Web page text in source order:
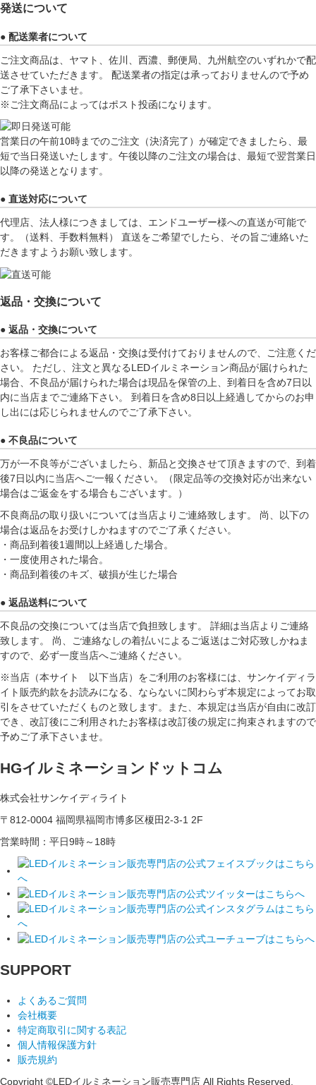
発送について
● 配送業者について
ご注文商品は、ヤマト、佐川、西濃、郵便局、九州航空のいずれかで配
送させていただきます。 配送業者の指定は承っておりませんので予め
ご了承下さいませ。
※ご注文商品によってはポスト投函になります。
営業日の午前10時までのご注文（決済完了）が確定できましたら、最
短で当日発送いたします。午後以降のご注文の場合は、最短で翌営業日
以降の発送となります。
● 直送対応について
代理店、法人様につきましては、エンドユーザー様への直送が可能で
す。（送料、手数料無料） 直送をご希望でしたら、その旨ご連絡いた
だきますようお願い致します。
返品・交換について
● 返品・交換について
お客様ご都合による返品・交換は受付けておりませんので、ご注意くだ
さい。 ただし、注文と異なるLEDイルミネーション商品が届けられた
場合、不良品が届けられた場合は現品を保管の上、到着日を含め7日以
内に当店までご連絡下さい。 到着日を含め8日以上経過してからのお申
し出には応じられませんのでご了承下さい。
● 不良品について
万が一不良等がございましたら、新品と交換させて頂きますので、到着
後7日以内に当店へご一報ください。（限定品等の交換対応が出来ない
場合はご返金をする場合もございます。）
不良商品の取り扱いについては当店よりご連絡致します。 尚、以下の
場合は返品をお受けしかねますのでご了承ください。
・商品到着後1週間以上経過した場合。
・一度使用された場合。
・商品到着後のキズ、破損が生じた場合
● 返品送料について
不良品の交換については当店で負担致します。 詳細は当店よりご連絡
致します。 尚、ご連絡なしの着払いによるご返送はご対応致しかねま
すので、必ず一度当店へご連絡ください。
※当店（本サイト 以下当店）をご利用のお客様には、サンケイディラ
イト販売約款をお読みになる、ならないに関わらず本規定によってお取
引をさせていただくものと致します。また、本規定は当店が自由に改訂
でき、改訂後にご利用されたお客様は改訂後の規定に拘束されますので
予めご了承下さいませ。
HGイルミネーションドットコム
株式会社サンケイディライト
〒812-0004 福岡県福岡市博多区榎田2-3-1 2F
営業時間：平日9時～18時
SUPPORT
よくあるご質問
会社概要
特定商取引に関する表記
個人情報保護方針
販売規約
Copyright ©LEDイルミネーション販売専門店 All Rights Reserved.